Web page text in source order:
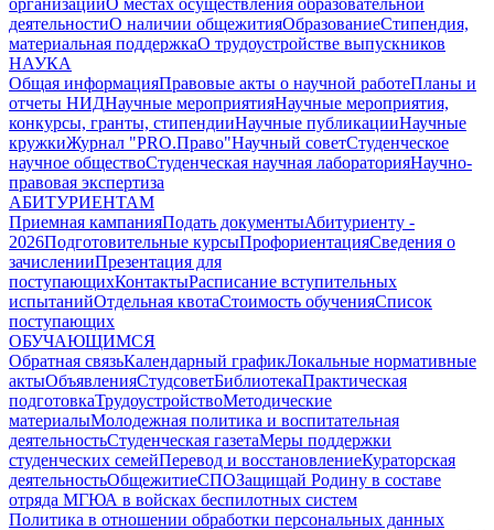
деятельностиО наличии общежитияОбразованиеСтипендия,
материальная поддержкаО трудоустройстве выпускников
НАУКА
Общая информацияПравовые акты о научной работеПланы и
отчеты НИДНаучные мероприятияНаучные мероприятия,
конкурсы, гранты, стипендииНаучные публикацииНаучные
кружкиЖурнал "PRO.Право"Научный советСтуденческое
научное обществоСтуденческая научная лабораторияНаучно-
правовая экспертиза
АБИТУРИЕНТАМ
Приемная кампанияПодать документыАбитуриенту -
2026Подготовительные курсыПрофориентацияСведения о
зачисленииПрезентация для
поступающихКонтактыРасписание вступительных
испытанийОтдельная квотаСтоимость обученияCписок
поступающих
ОБУЧАЮЩИМСЯ
Обратная связьКалендарный графикЛокальные нормативные
актыОбъявленияСтудсоветБиблиотекаПрактическая
подготовкаТрудоустройствоМетодические
материалыМолодежная политика и воспитательная
деятельностьСтуденческая газетаМеры поддержки
студенческих семейПеревод и восстановлениеКураторская
деятельностьОбщежитиеСПОЗащищай Родину в составе
отряда МГЮА в войсках беспилотных систем
Политика в отношении обработки персональных данных